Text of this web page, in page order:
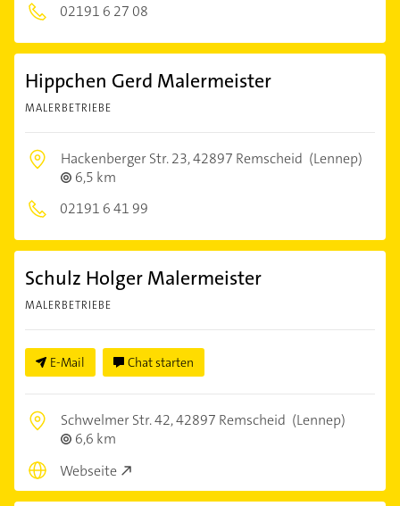
02191 6 27 08
Hippchen Gerd Malermeister
MALERBETRIEBE
Hackenberger Str. 23,42897 Remscheid (Lennep)
6,5 km
02191 6 41 99
Schulz Holger Malermeister
MALERBETRIEBE
E-Mail Chat starten
Schwelmer Str. 42,42897 Remscheid (Lennep)
6,6 km
Webseite